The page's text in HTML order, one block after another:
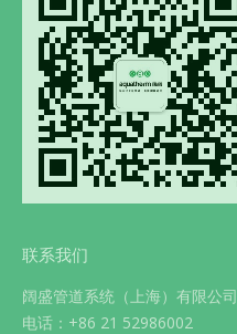
联系我们
阔盛管道系统（上海）有限公司
电话：+86 21 52986002